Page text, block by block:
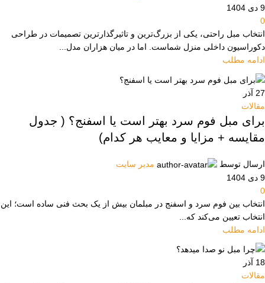
9 دی 1404
0
انتخاب مبل راحتی، یکی از بزرگ‌ترین و تاثیرگذارترین تصمیمات در طراحی
دکوراسیون داخلی منزل شماست. اما در میان هزاران مدل...
ادامه مطلب
27 آذر
مقالات
برای مبل فوم سرد بهتر است یا اسفنج؟ ( جدول
مقایسه + مزایا و معایب هر کدام)
ارسال توسط
مدیر سایت
9 دی 1404
0
انتخاب بین فوم سرد و اسفنج در مبلمان بیش از یک بحث فنی ساده است؛ این
انتخاب تعیین می‌کند که...
ادامه مطلب
18 آذر
مقالات